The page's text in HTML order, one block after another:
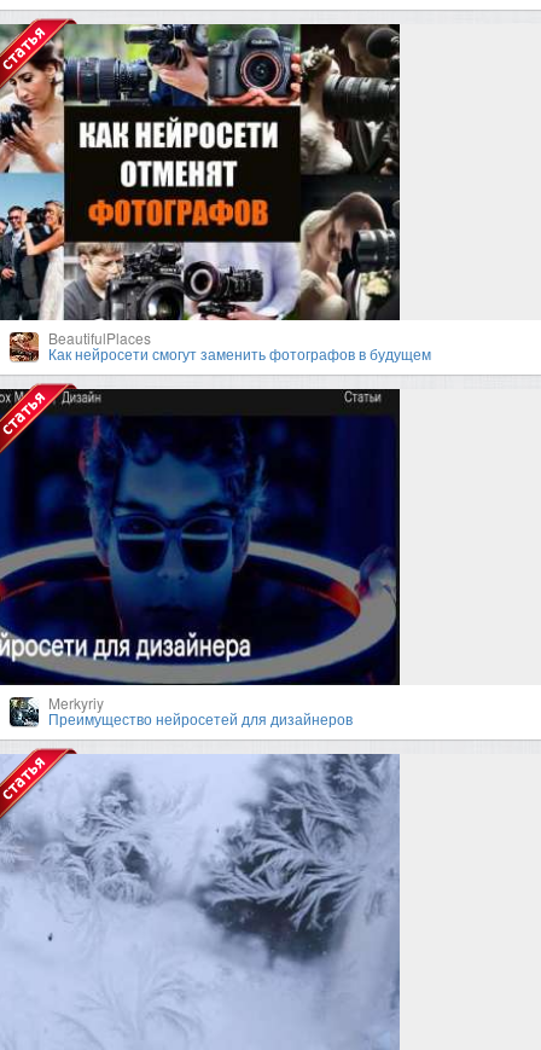
BeautifulPlaces
Как нейросети смогут заменить фотографов в будущем
Merkyriy
Преимущество нейросетей для дизайнеров